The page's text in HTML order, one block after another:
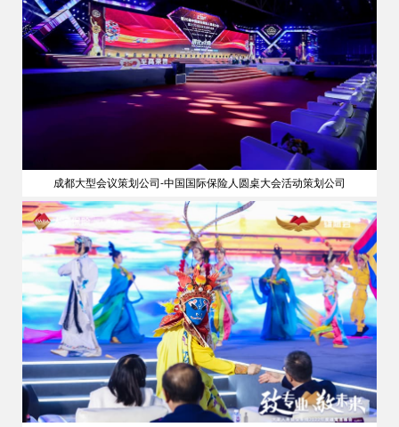
成都大型会议策划公司-中国国际保险人圆桌大会活动策划公司